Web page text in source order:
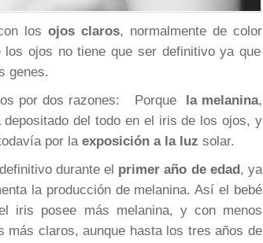
los ojos claros, normalmente de color
ojos no tiene que ser definitivo ya que
genes.
por dos razones: Porque la melanina,
del todo en el iris de los ojos, y
por la exposición a la luz solar.
durante el primer año de edad, ya
la producción de melanina. Así el bebé
iris posee más melanina, y con menos
más claros, aunque hasta los tres años de